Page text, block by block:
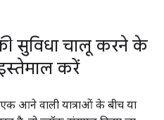
सुविधा चालू करने के
करें
आने वाली यात्राओं के बीच या